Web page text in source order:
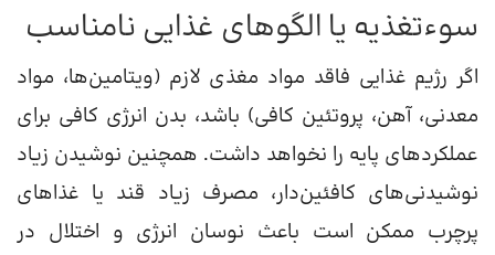
سوءتغذیه یا الگوهای غذایی نامناسب
اگر رژیم غذایی فاقد مواد مغذی لازم (ویتامین‌ها، مواد
معدنی، آهن، پروتئین کافی) باشد، بدن انرژی کافی برای
عملکردهای پایه را نخواهد داشت. همچنین نوشیدن زیاد
نوشیدنی‌های کافئین‌دار، مصرف زیاد قند یا غذاهای
پرچرب ممکن است باعث نوسان انرژی و اختلال در